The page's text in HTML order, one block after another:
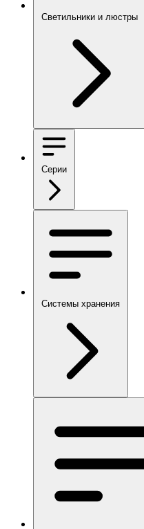
Светильники и люстры
Серии
Системы хранения